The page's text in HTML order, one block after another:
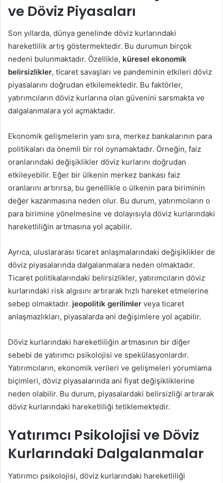
ve Döviz Piyasaları
Son yıllarda, dünya genelinde döviz kurlarındaki
hareketlilik artış göstermektedir. Bu durumun birçok
nedeni bulunmaktadır. Özellikle, küresel ekonomik
belirsizlikler, ticaret savaşları ve pandeminin etkileri döviz
piyasalarını doğrudan etkilemektedir. Bu faktörler,
yatırımcıların döviz kurlarına olan güvenini sarsmakta ve
dalgalanmalara yol açmaktadır.
Ekonomik gelişmelerin yanı sıra, merkez bankalarının para
politikaları da önemli bir rol oynamaktadır. Örneğin, faiz
oranlarındaki değişiklikler döviz kurlarını doğrudan
etkileyebilir. Eğer bir ülkenin merkez bankası faiz
oranlarını artırırsa, bu genellikle o ülkenin para biriminin
değer kazanmasına neden olur. Bu durum, yatırımcıların o
para birimine yönelmesine ve dolayısıyla döviz kurlarındaki
hareketliliğin artmasına yol açabilir.
Ayrıca, uluslararası ticaret anlaşmalarındaki değişiklikler de
döviz piyasalarında dalgalanmalara neden olmaktadır.
Ticaret politikalarındaki belirsizlikler, yatırımcıların döviz
kurlarındaki risk algısını artırarak hızlı hareket etmelerine
sebep olmaktadır. jeopolitik gerilimler veya ticaret
anlaşmazlıkları, piyasalarda ani değişimlere yol açabilir.
Döviz kurlarındaki hareketliliğin artmasının bir diğer
sebebi de yatırımcı psikolojisi ve spekülasyonlardır.
Yatırımcıların, ekonomik verileri ve gelişmeleri yorumlama
biçimleri, döviz piyasalarında ani fiyat değişikliklerine
neden olabilir. Bu durum, piyasalardaki belirsizliği artırarak
döviz kurlarındaki hareketliliği tetiklemektedir.
Yatırımcı Psikolojisi ve Döviz
Kurlarındaki Dalgalanmalar
Yatırımcı psikolojisi, döviz kurlarındaki hareketliliği